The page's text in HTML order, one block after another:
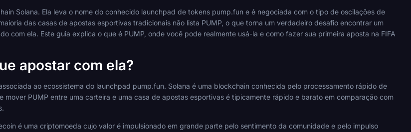
Solana. Ela leva o nome do conhecido launchpad de tokens pump.fun e é negociada com o tipo de oscilações de
das casas de apostas esportivas tradicionais não lista PUMP, o que torna um verdadeiro desafio encontrar um
com ela. Este guia explica o que é PUMP, onde você pode realmente usá-la e como fazer sua primeira aposta na FIFA
apostar com ela?
ao ecossistema do launchpad pump.fun. Solana é uma blockchain conhecida pelo processamento rápido de
mover PUMP entre uma carteira e uma casa de apostas esportivas é tipicamente rápido e barato em comparação com
é uma criptomoeda cujo valor é impulsionado em grande parte pelo sentimento da comunidade e pelo impulso